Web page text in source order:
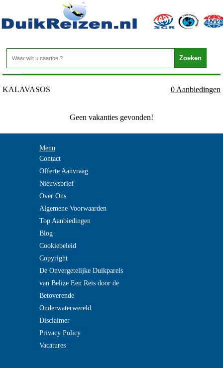
Cyprus - Larnaca - KALAVASOS
Home>
KALAVASOS 0 Aanbiedingen
Geen vakanties gevonden!
Menu
Contact
Offerte Aanvraag
Nieuwsbrief
Over Ons
Algemene Voorwaarden
Top Aanbiedingen
Blog
Cookiebeleid
Copyright
De Onvergetelijke Duikparels
van Belize Een Reis door de
Betoverende
Onderwaterwereld
Disclaimer
Privacy Policy
Vacatures